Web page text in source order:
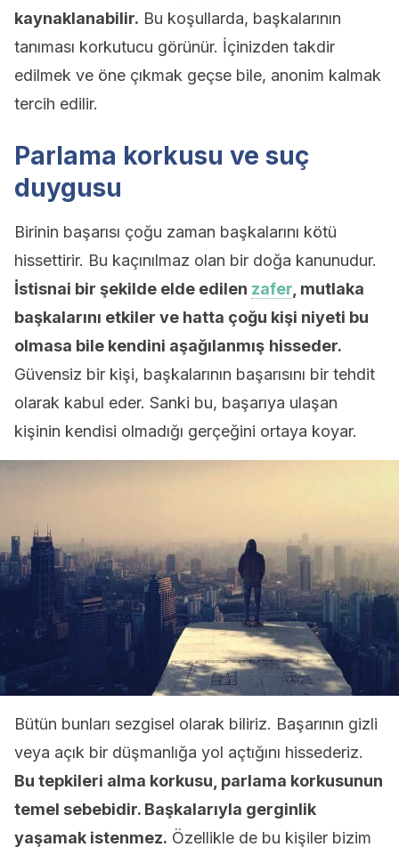
kaynaklanabilir. Bu koşullarda, başkalarının
tanıması korkutucu görünür. İçinizden takdir
edilmek ve öne çıkmak geçse bile, anonim kalmak
tercih edilir.
Parlama korkusu ve suç
duygusu
Birinin başarısı çoğu zaman başkalarını kötü
hissettirir. Bu kaçınılmaz olan bir doğa kanunudur.
İstisnai bir şekilde elde edilen zafer , mutlaka
başkalarını etkiler ve hatta çoğu kişi niyeti bu
olmasa bile kendini aşağılanmış hisseder.
Güvensiz bir kişi, başkalarının başarısını bir tehdit
olarak kabul eder. Sanki bu, başarıya ulaşan
kişinin kendisi olmadığı gerçeğini ortaya koyar.
Bütün bunları sezgisel olarak biliriz. Başarının gizli
veya açık bir düşmanlığa yol açtığını hissederiz.
Bu tepkileri alma korkusu, parlama korkusunun
temel sebebidir. Başkalarıyla gerginlik
yaşamak istenmez. Özellikle de bu kişiler bizim